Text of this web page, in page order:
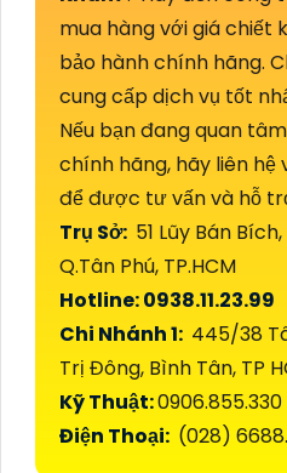
mua hàng với giá chiết
bảo hành chính hãng.
cung cấp dịch vụ tốt
Nếu bạn đang quan
chính hãng, hãy liên hệ
để được tư vấn và hỗ
Trụ Sở: 51 Lũy Bán
Q.Tân Phú, TP.HCM
Hotline: 0938.11.23.99
Chi Nhánh 1: 445/38
Trị Đông, Bình Tân, TP
Kỹ Thuật:0906.855.330
Điện Thoại: (028)